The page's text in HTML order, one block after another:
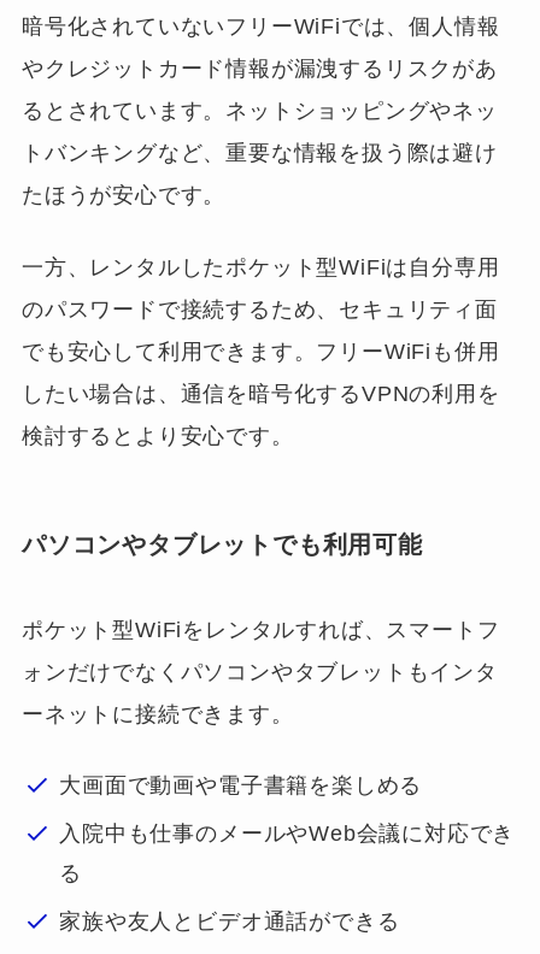
暗号化されていないフリーWiFiでは、個人情報
やクレジットカード情報が漏洩するリスクがあ
るとされています。ネットショッピングやネッ
トバンキングなど、重要な情報を扱う際は避け
たほうが安心です。
一方、レンタルしたポケット型WiFiは自分専用
のパスワードで接続するため、セキュリティ面
でも安心して利用できます。フリーWiFiも併用
したい場合は、通信を暗号化するVPNの利用を
検討するとより安心です。
パソコンやタブレットでも利用可能
ポケット型WiFiをレンタルすれば、スマートフ
ォンだけでなくパソコンやタブレットもインタ
ーネットに接続できます。
大画面で動画や電子書籍を楽しめる
入院中も仕事のメールやWeb会議に対応でき
る
家族や友人とビデオ通話ができる